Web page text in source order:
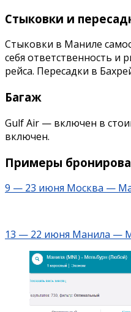
Стыковки и
Стыковки в Маниле
себя ответственность и
рейса. Пересадки в
Багаж
Gulf Air — включен в
включен.
Примеры
9 — 23 июня Москва —
13 — 22 июня Манила —